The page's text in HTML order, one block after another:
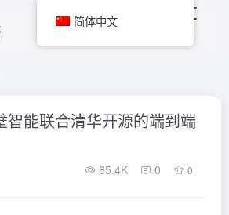
智能联合清华开源的端到端
65.4K 0 0
简体中文